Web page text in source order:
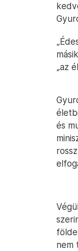
„az
és
nem